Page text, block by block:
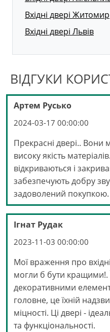
Вхідні двері Житомир
Вхідні двері Львів
ВІДГУКИ
Артем Русько
2024-03-17 00:00:00
Прекрасні двері.. Вони
високу якість
відкриваються і
забезпечують добру
задоволений покупкою.
Ігнат Рудак
2023-11-03 00:00:00
Мої враження про
могли б бути кращими!.
декоративними
головне, це їхній
міцності. Ці двері -
та функціональності.